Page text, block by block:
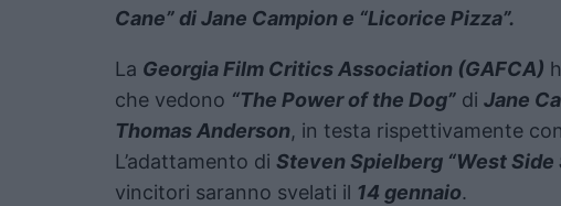
Cane” di Jane Campion e “Licorice Pizza”.
La Georgia Film Critics Association (GAFCA)
che vedono “The Power of the Dog” di Jane
Thomas Anderson, in testa rispettivamente
L’adattamento di Steven Spielberg “West Side
vincitori saranno svelati il 14 gennaio.